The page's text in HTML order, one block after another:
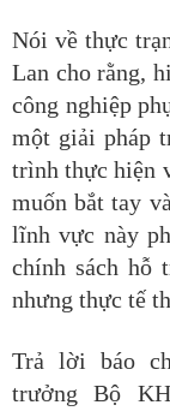
Nói về thực
Lan cho rằng,
công nghiệp
một giải pháp
trình thực hiện
muốn bắt tay
lĩnh vực này
chính sách hỗ
nhưng thực tế
Trả lời báo
trưởng Bộ